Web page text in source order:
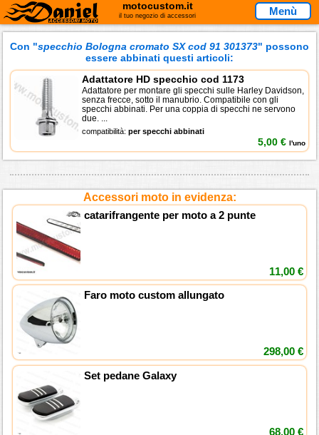
motocustom.it
il tuo negozio di accessori Menù
Con "specchio Bologna cromato SX cod 91 301373" possono
essere abbinati questi articoli:
Adattatore HD specchio cod 1173
Adattatore per montare gli specchi sulle Harley Davidson,
senza frecce, sotto il manubrio. Compatibile con gli
specchi abbinati. Per una coppia di specchi ne servono
due. ...
compatibilità:per specchi abbinati
5,00 € l'uno
Accessori moto in evidenza:
catarifrangente per moto a 2 punte
11,00 €
Faro moto custom allungato
298,00 €
Set pedane Galaxy
68,00 €